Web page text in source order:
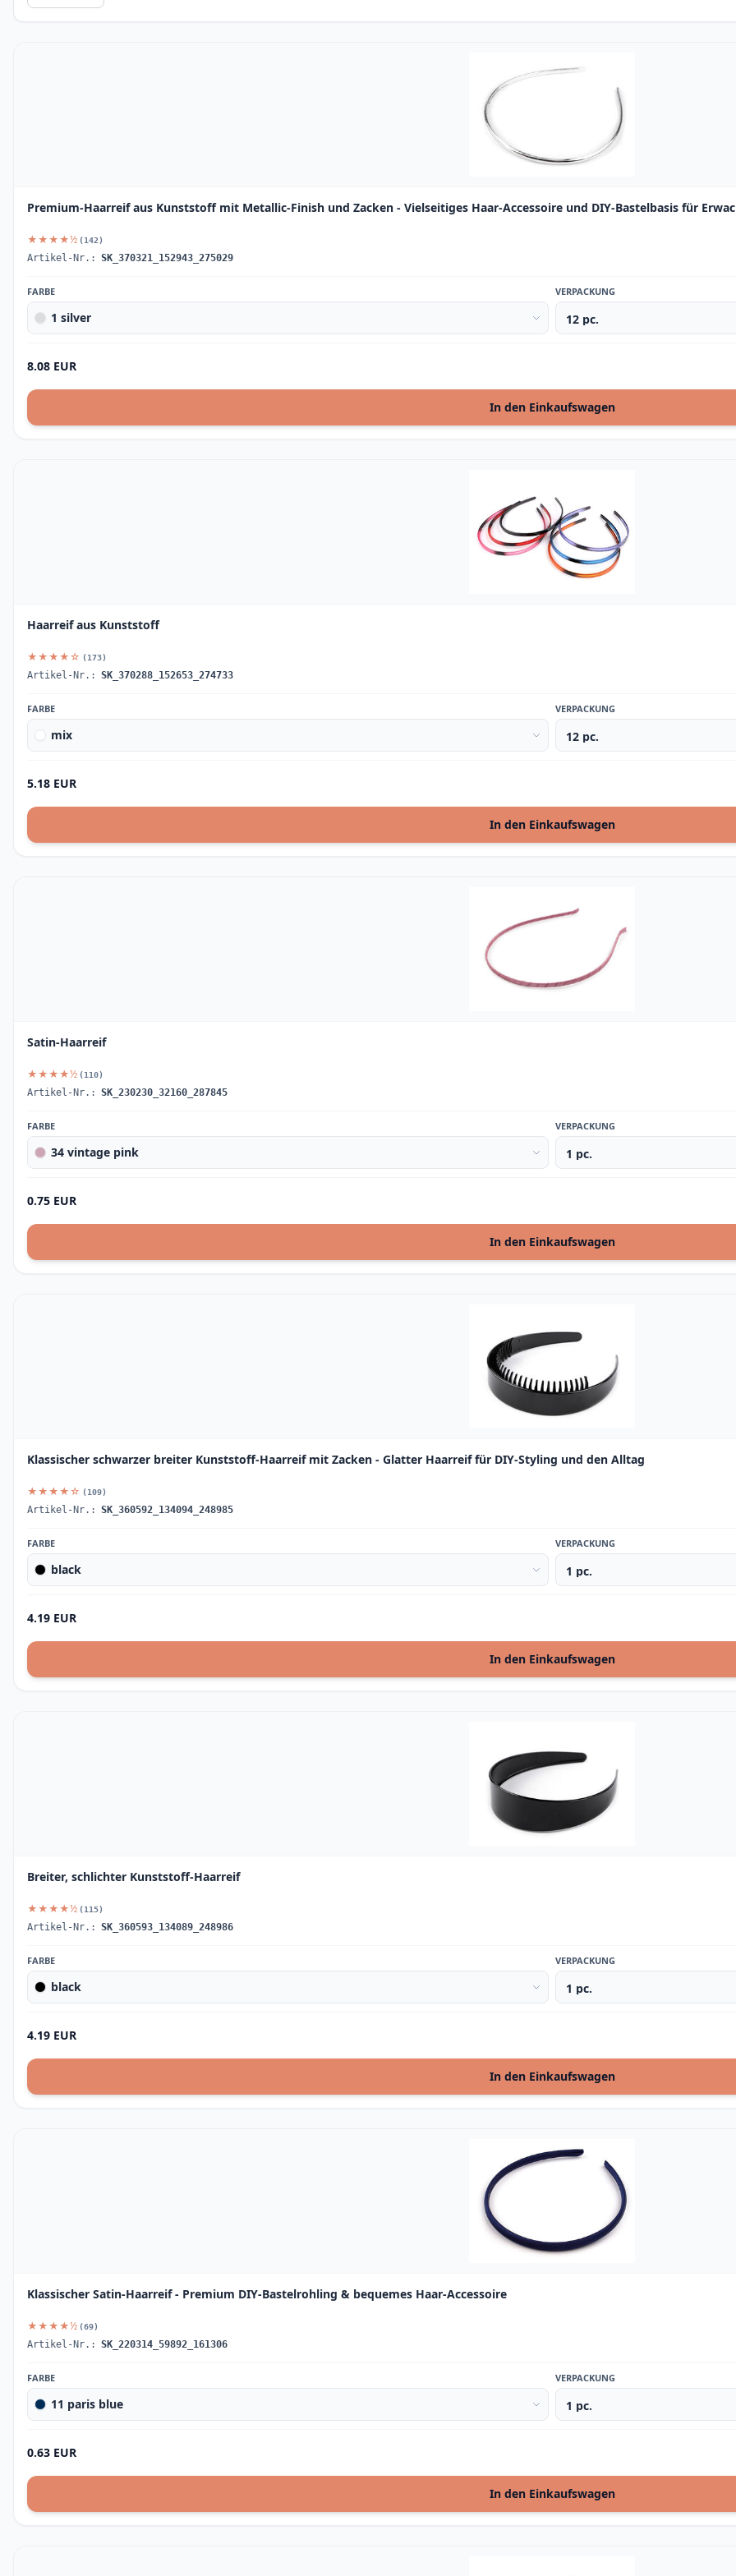
Premium-Haarreif aus Kunststoff mit Metallic-Finish und Zacken - Vielseitiges Haar-Accessoire und DIY-Bastelbasis für
★★★★½ (142)
Artikel-Nr.: SK_370321_152943_275029
FARBE
1 silver
VERPACKUNG
8.08 EUR
In den Einkaufswagen
Haarreif aus Kunststoff
★★★★☆ (173)
Artikel-Nr.: SK_370288_152653_274733
FARBE
mix
VERPACKUNG
5.18 EUR
In den Einkaufswagen
Satin-Haarreif
★★★★½ (110)
Artikel-Nr.: SK_230230_32160_287845
FARBE
34 vintage pink
VERPACKUNG
0.75 EUR
In den Einkaufswagen
Klassischer schwarzer breiter Kunststoff-Haarreif mit Zacken - Glatter Haarreif für DIY-Styling und den Alltag
★★★★☆ (109)
Artikel-Nr.: SK_360592_134094_248985
FARBE
black
VERPACKUNG
4.19 EUR
In den Einkaufswagen
Breiter, schlichter Kunststoff-Haarreif
★★★★½ (115)
Artikel-Nr.: SK_360593_134089_248986
FARBE
black
VERPACKUNG
4.19 EUR
In den Einkaufswagen
Klassischer Satin-Haarreif - Premium DIY-Bastelrohling & bequemes Haar-Accessoire
★★★★½ (69)
Artikel-Nr.: SK_220314_59892_161306
FARBE
11 paris blue
VERPACKUNG
0.63 EUR
In den Einkaufswagen